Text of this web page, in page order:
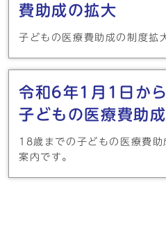
費助成の拡大
子どもの医療費助成の制度拡
令和6年1月1日か
子どもの医療費助成
18歳までの子どもの医療費
案内です。